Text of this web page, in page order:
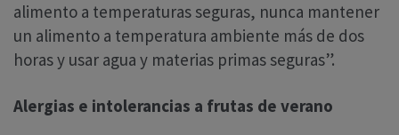
alimento a temperaturas seguras, nunca mantener
un alimento a temperatura ambiente más de dos
horas y usar agua y materias primas seguras”.
Alergias e intolerancias a frutas de verano